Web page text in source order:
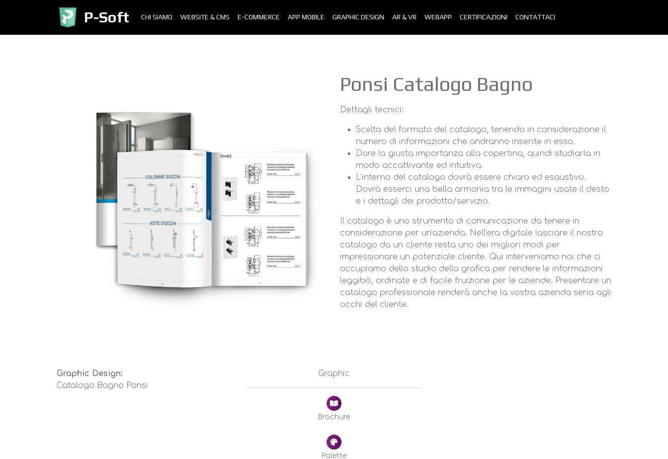
P-Soft CHI SIAMO WEBSITE & CMS E-COMMERCE APP MOBILE GRAPHIC DESIGN AR & VR WEBAPP CERTIFICAZIONI CONTATTACI
Ponsi Catalogo Bagno
Dettagli tecnici:
Scelta del formato del catalogo, tenendo in considerazione il
numero di informazioni che andranno inserite in esso.
Dare la giusta importanza alla copertina, quindi studiarla in
modo accattivante ed intuitiva.
L’interno del catalogo dovrà essere chiaro ed esaustivo.
Dovrà esserci una bella armonia tra le immagini usate il desto
e i dettagli dei prodotto/servizio.
Il catalogo è uno strumento di comunicazione da tenere in
considerazione per un’azienda. Nell’era digitale lasciare il nostro
catalogo da un cliente resta uno dei migliori modi per
impressionare un potenziale cliente. Qui interveniamo noi che ci
occupiamo dello studio della grafica per rendere le informazioni
leggibili, ordinate e di facile fruizione per le aziende. Presentare un
catalogo professionale renderà anche la vostra azienda seria agli
occhi del cliente.
Graphic Design:
Catalogo Bagno Ponsi
Graphic
Brochure
Palette